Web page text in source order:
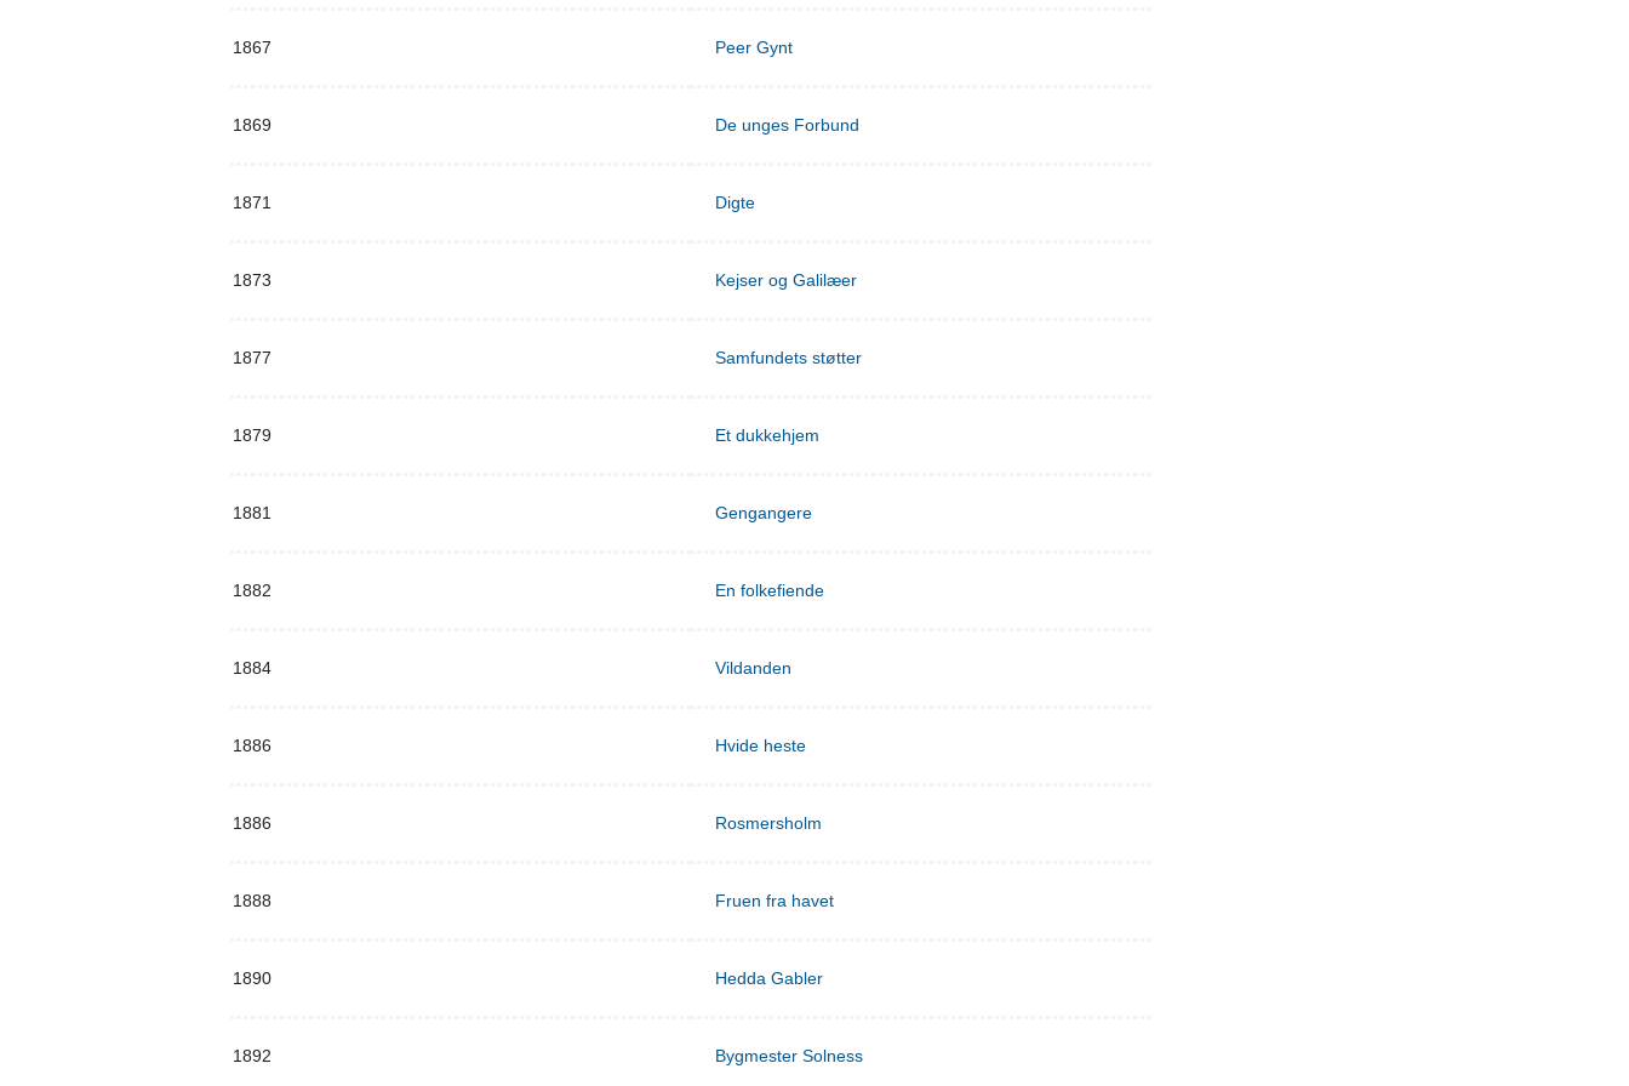
1867 Peer Gynt
1869 De unges Forbund
1871 Digte
1873 Kejser og Galilæer
1877 Samfundets støtter
1879 Et dukkehjem
1881 Gengangere
1882 En folkefiende
1884 Vildanden
1886 Hvide heste
1886 Rosmersholm
1888 Fruen fra havet
1890 Hedda Gabler
1892 Bygmester Solness